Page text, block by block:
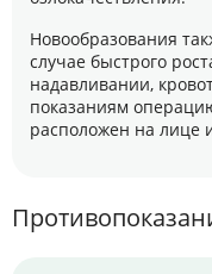
Новообразования
случае быстрого
надавливании,
показаниям
расположен на лице